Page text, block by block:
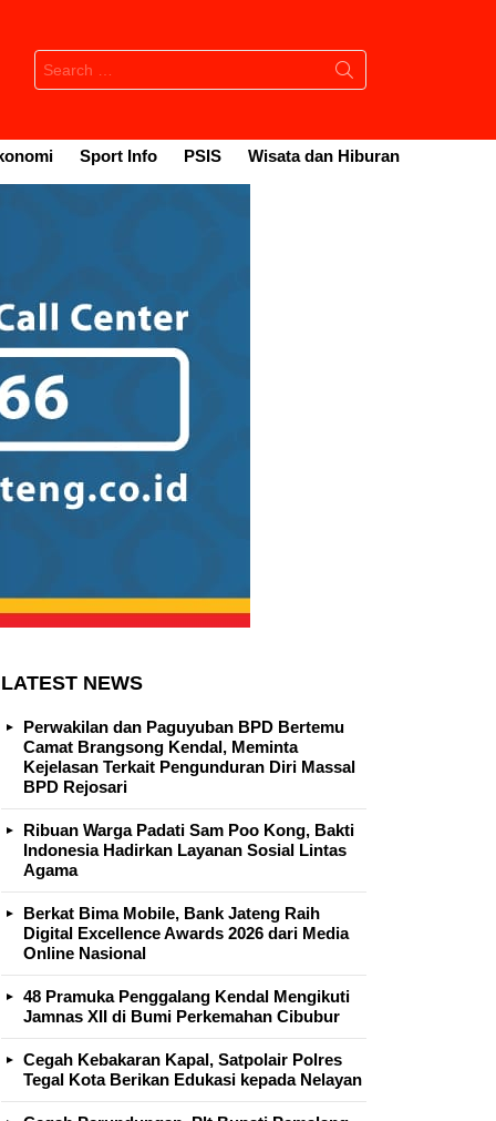
Search
for:
Sport Info PSIS Wisata dan Hiburan
LATEST NEWS
Perwakilan dan Paguyuban BPD Bertemu
Camat Brangsong Kendal, Meminta
Kejelasan Terkait Pengunduran Diri Massal
BPD Rejosari
Ribuan Warga Padati Sam Poo Kong, Bakti
Indonesia Hadirkan Layanan Sosial Lintas
Agama
Berkat Bima Mobile, Bank Jateng Raih
Digital Excellence Awards 2026 dari Media
Online Nasional
48 Pramuka Penggalang Kendal Mengikuti
Jamnas XII di Bumi Perkemahan Cibubur
Cegah Kebakaran Kapal, Satpolair Polres
Tegal Kota Berikan Edukasi kepada Nelayan